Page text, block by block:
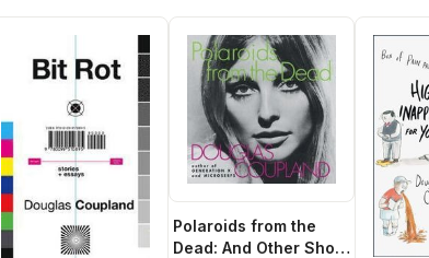
Polaroids from the
Dead: And Other Short